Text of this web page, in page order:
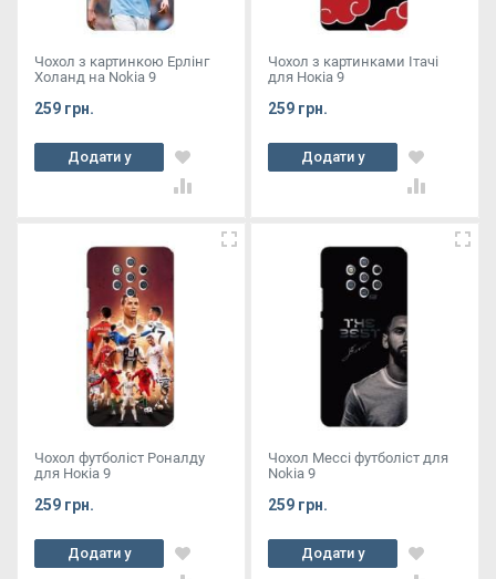
Чохол з картинкою Ерлінг
Холанд на Nokia 9
259 грн.
Додати у
кошик
Чохол з картинками Ітачі
для Нокіа 9
259 грн.
Додати у
кошик
Чохол футболіст Роналду
для Нокіа 9
259 грн.
Додати у
кошик
Чохол Мессі футболіст для
Nokia 9
259 грн.
Додати у
кошик